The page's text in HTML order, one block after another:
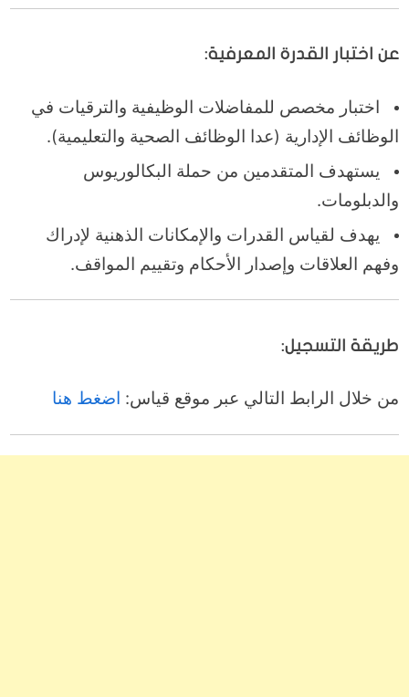
عن اختبار القدرة المعرفية:
اختبار مخصص للمفاضلات الوظيفية والترقيات في
الوظائف الإدارية (عدا الوظائف الصحية والتعليمية).
يستهدف المتقدمين من حملة البكالوريوس
والدبلومات.
يهدف لقياس القدرات والإمكانات الذهنية لإدراك
وفهم العلاقات وإصدار الأحكام وتقييم المواقف.
طريقة التسجيل:
من خلال الرابط التالي عبر موقع قياس: اضغط هنا